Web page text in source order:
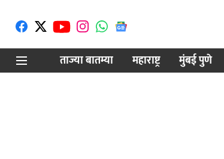
ताज्या बातम्या
महाराष्ट्र मुंबई पुणे